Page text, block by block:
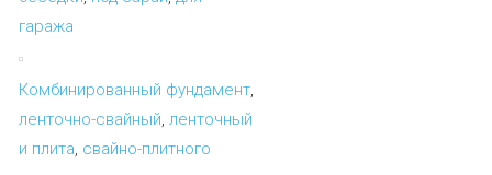
гаража
Комбинированный фундамент,
ленточно-свайный, ленточный
и плита, свайно-плитного